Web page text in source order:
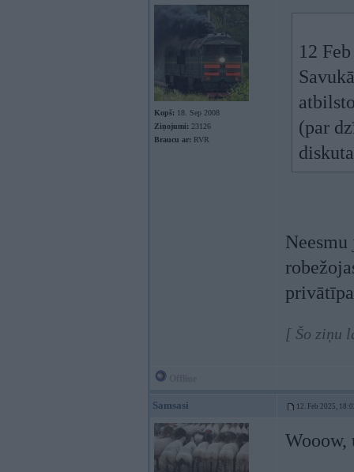
Kopš: 18. Sep 2008
Ziņojumi: 23126
Braucu ar: RVR
12
(par
[ Šo ziņu
Samsasi 12. Feb 2025,
Wooow,